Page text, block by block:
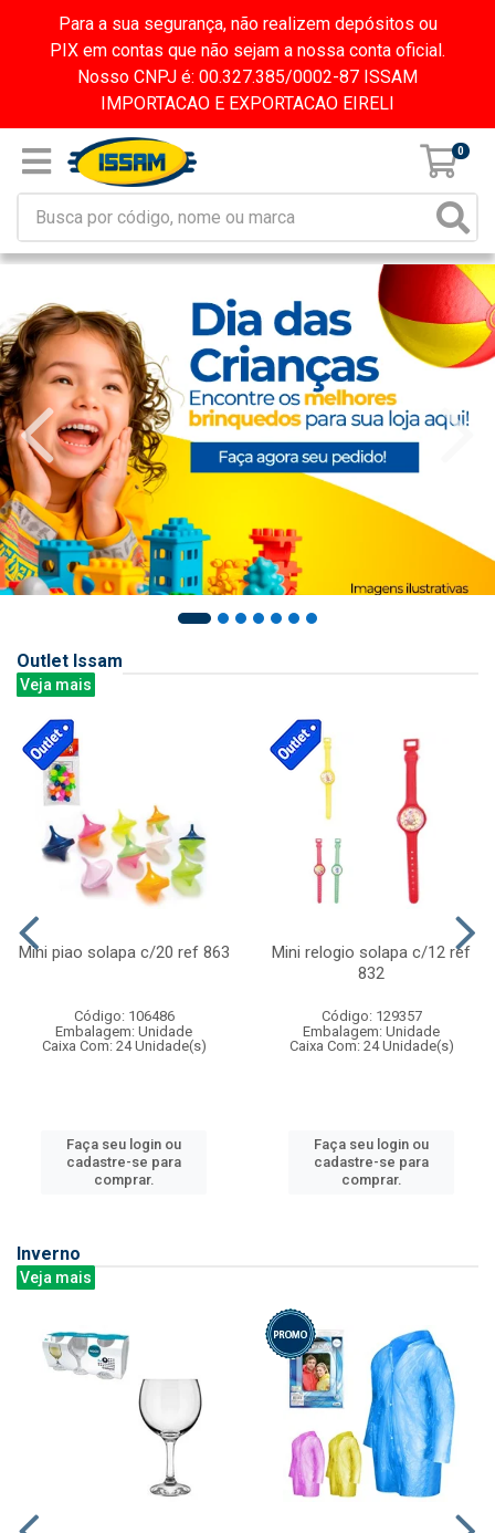
Para a sua segurança, não realizem depósitos ou
PIX em contas que não sejam a nossa conta oficial.
Nosso CNPJ é: 00.327.385/0002-87 ISSAM
IMPORTACAO E EXPORTACAO EIRELI
0
Outlet Issam
Veja mais
Mini piao solapa c/20 ref 863
Código: 106486
Embalagem: Unidade
Caixa Com: 24 Unidade(s)
Faça seu login ou
cadastre-se para
comprar.
Mini relogio solapa c/12 ref
832
Código: 129357
Embalagem: Unidade
Caixa Com: 24 Unidade(s)
Faça seu login ou
cadastre-se para
comprar.
Inverno
Veja mais